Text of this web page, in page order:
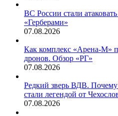
ВС России стали
«Герберами»
07.08.2026
Как комплекс «Арена-М»
дронов. Обзор «РГ»
07.08.2026
Редкий зверь ВДВ. Почему
стали легендой от
07.08.2026